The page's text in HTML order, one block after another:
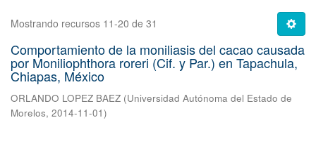
Mostrando recursos 11-20 de 31
Comportamiento de la moniliasis del cacao causada
por Moniliophthora roreri (Cif. y Par.) en Tapachula,
Chiapas, México
ORLANDO LOPEZ BAEZ (Universidad Autónoma del Estado de
Morelos, 2014-11-01)